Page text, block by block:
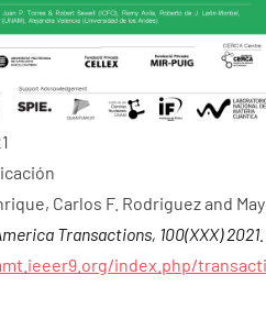
Carlos F. Rodriguez and
Transactions, 100(XXX) 2021.
index.php/